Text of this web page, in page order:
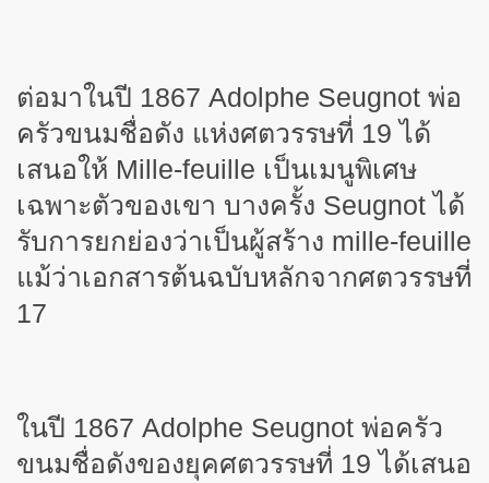
ต่อมาในปี 1867 Adolphe Seugnot พ่อ
ครัวขนมชื่อดัง แห่งศตวรรษที่ 19 ได้
เสนอให้ Mille-feuille เป็นเมนูพิเศษ
เฉพาะตัวของเขา บางครั้ง Seugnot ได้
รับการยกย่องว่าเป็นผู้สร้าง mille-feuille
แม้ว่าเอกสารต้นฉบับหลักจากศตวรรษที่
17
ในปี 1867 Adolphe Seugnot พ่อครัว
ขนมชื่อดังของยุคศตวรรษที่ 19 ได้เสนอ